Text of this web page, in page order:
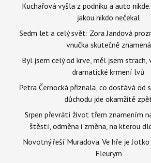
Kuchařová vyšla z podniku a auto nikde.
jakou nikdo nečekal
Sedm let a celý svět: Zora Jandová
vnučka skutečně znamená
Byl jsem celý od krve, měl jsem strach,
dramatické krmení lvů
Petra Černocká přiznala, co dostává od
důchodu jde okamžitě
Srpen převrátí život třem znamením
štěstí, odměna i změna, na kterou
Novotný řeší Muradova. Ve hře je
Fleurym